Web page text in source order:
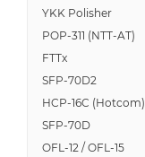
YKK Polisher
POP-311 (NTT-AT)
FTTx
SFP-70D2
HCP-16C (Hotcom)
SFP-70D
OFL-12 / OFL-15